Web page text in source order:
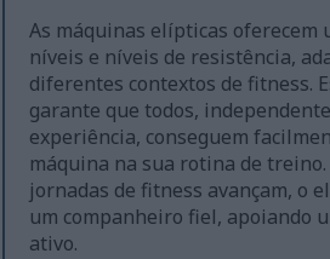
As máquinas elípticas oferecem
níveis e níveis de resistência,
diferentes contextos de fitness.
garante que todos,
experiência, conseguem
máquina na sua rotina de treino.
jornadas de fitness avançam, o
um companheiro fiel, apoiando
ativo.